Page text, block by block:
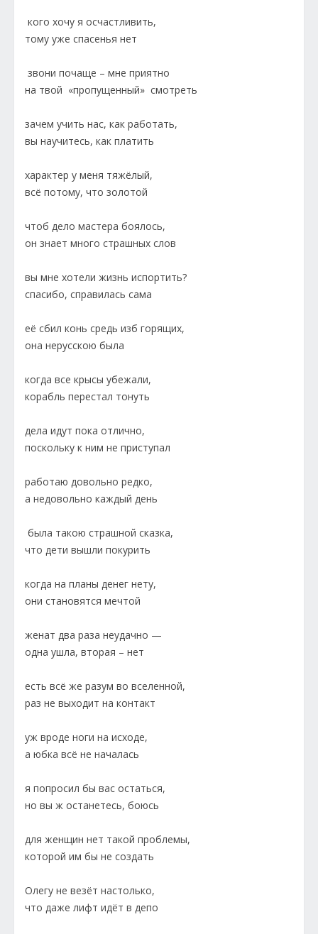
кого хочу я осчастливить,
тому уже спасенья нет
звони почаще – мне приятно
на твой «пропущенный» смотреть
зачем учить нас, как работать,
вы научитесь, как платить
характер у меня тяжёлый,
всё потому, что золотой
чтоб дело мастера боялось,
он знает много страшных слов
вы мне хотели жизнь испортить?
спасибо, справилась сама
её сбил конь средь изб горящих,
она нерусскою была
когда все крысы убежали,
корабль перестал тонуть
дела идут пока отлично,
поскольку к ним не приступал
работаю довольно редко,
а недовольно каждый день
была такою страшной сказка,
что дети вышли покурить
когда на планы денег нету,
они становятся мечтой
женат два раза неудачно —
одна ушла, вторая – нет
есть всё же разум во вселенной,
раз не выходит на контакт
уж вроде ноги на исходе,
а юбка всё не началась
я попросил бы вас остаться,
но вы ж останетесь, боюсь
для женщин нет такой проблемы,
которой им бы не создать
Олегу не везёт настолько,
что даже лифт идёт в депо